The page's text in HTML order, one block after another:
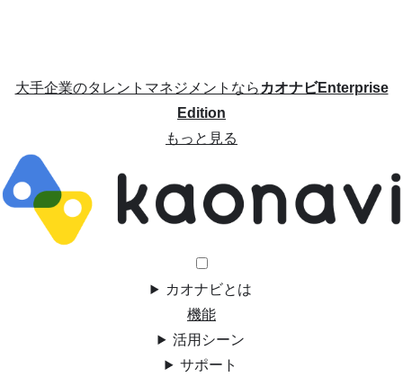
大手企業のタレントマネジメントならカオナビEnterprise
Edition
もっと見る
カオナビとは
機能
活用シーン
サポート